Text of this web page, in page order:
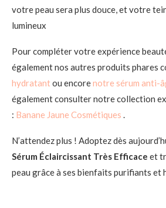
votre peau sera plus douce, et votre
lumineux
Pour compléter votre expérience
également nos autres produits phares
hydratantou encorenotre sérum anti-
également consulter notre collection
: Banane Jaune Cosmétiques .
N’attendez plus ! Adoptez dès
Sérum Éclaircissant Très Efficace et
peau grâce à ses bienfaits purifiants et